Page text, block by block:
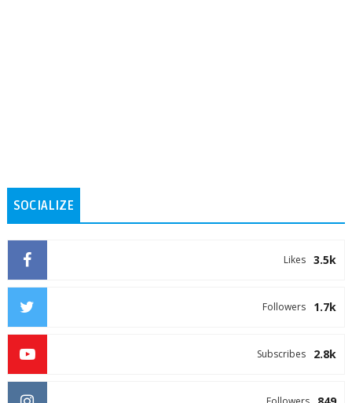
SOCIALIZE
3.5k
Likes
1.7k
Followers
2.8k
Subscribes